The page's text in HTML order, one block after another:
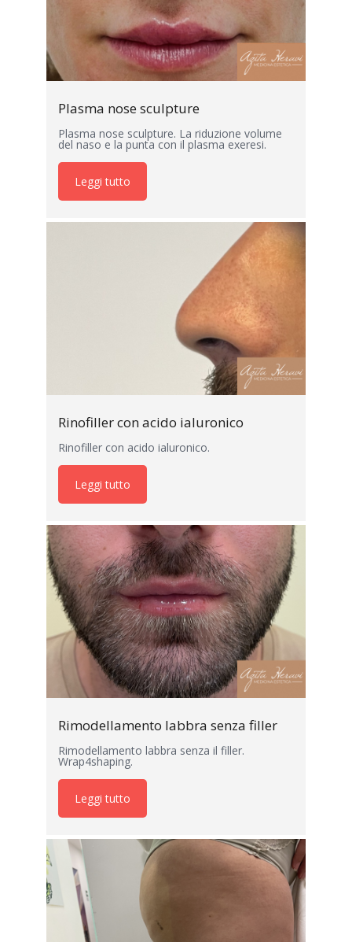
Plasma nose sculpture
Plasma nose sculpture. La riduzione volume
del naso e la punta con il plasma exeresi.
Leggi tutto
Rinofiller con acido ialuronico
Rinofiller con acido ialuronico.
Leggi tutto
Rimodellamento labbra senza filler
Rimodellamento labbra senza il filler.
Wrap4shaping.
Leggi tutto